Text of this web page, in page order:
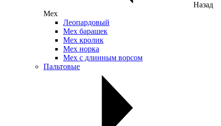
Назад
Мех
Леопардовый
Мех барашек
Мех кролик
Мех норка
Мех с длинным ворсом
Пальтовые